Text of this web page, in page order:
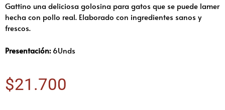
Gattino una deliciosa golosina para gatos que se puede lamer
hecha con pollo real. Elaborado con ingredientes sanos y
frescos.
Presentación:6Unds
$21.700